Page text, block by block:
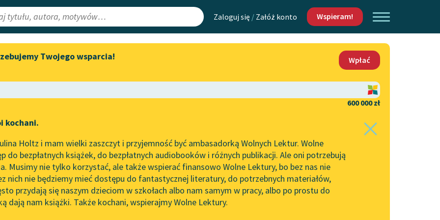
Zaloguj się / Załóż konto Wspieram!
Lektury
redakcyjne
Aktualności
Zapraszamy na spotkanie
literatury skandynawskiej
Wolne Lektury na 32.
Pol’and’Rock Festivalu
„Kochanek Lady Chatterley”
do słuchania na Wolnych
Lekturach
Nowy audiobook – „Marzenie
Mapa Wolnych Lektur
Leśmianator
API
OAI-PMH
Widget Wolnych Lektur
Kontakt
O projekcie
Zasady wykorzystania
Wolnych Lektur
Logotypy
Materiały promocyjne
Twojego wsparcia!
Wpłać
600 000 zł
kochani.
Holtz i mam wielki zaszczyt i przyjemność być ambasadorką Wolnych Lektur. Wolne
do bezpłatnych książek, do bezpłatnych audiobooków i różnych publikacji. Ale oni potrzebują
Musimy nie tylko korzystać, ale także wspierać finansowo Wolne Lektury, bo bez nas nie
nich nie będziemy mieć dostępu do fantastycznej literatury, do potrzebnych materiałów,
przydają się naszym dzieciom w szkołach albo nam samym w pracy, albo po prostu do
dają nam książki. Także kochani, wspierajmy Wolne Lektury.
Goldblum✖ Liryka✖